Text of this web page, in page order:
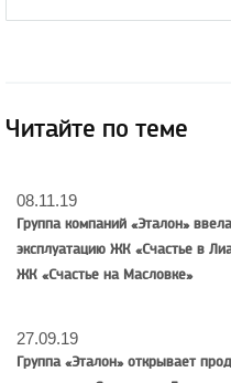
Читайте по теме
08.11.19
Группа компаний «Эталон»
эксплуатацию ЖК «Счастье в
ЖК «Счастье на Масловке»
27.09.19
Группа «Эталон» открывает